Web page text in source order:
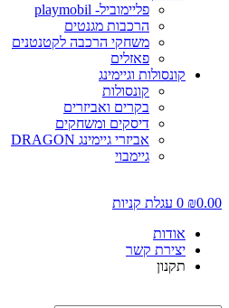
פליימוביל- playmobil
הרכבות מגנטים
משחקי הרכבה לקטנטנים
פאזלים
קונסולות וגיימינג
קונסולות
בקרים ואביזרים
דיסקים ומשחקים
אביזרי גיימינג DRAGON
גיימבוי
₪0.00
0 עגלת קניות
אודות
יצירת קשר
תקנון